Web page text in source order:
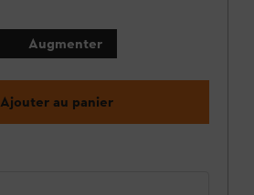
Augmenter
Ajouter au panier